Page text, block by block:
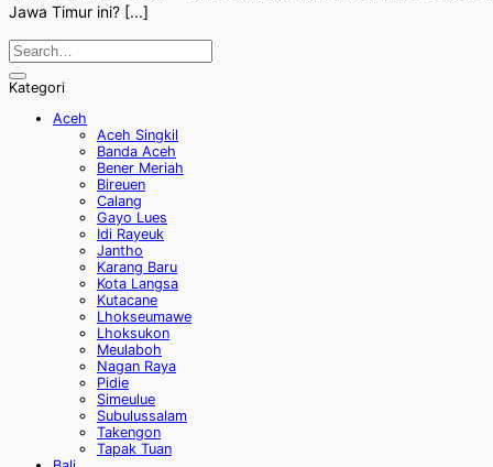
Jawa Timur ini? [...]
Kategori
Aceh
Aceh Singkil
Banda Aceh
Bener Meriah
Bireuen
Calang
Gayo Lues
Idi Rayeuk
Jantho
Karang Baru
Kota Langsa
Kutacane
Lhokseumawe
Lhoksukon
Meulaboh
Nagan Raya
Pidie
Simeulue
Subulussalam
Takengon
Tapak Tuan